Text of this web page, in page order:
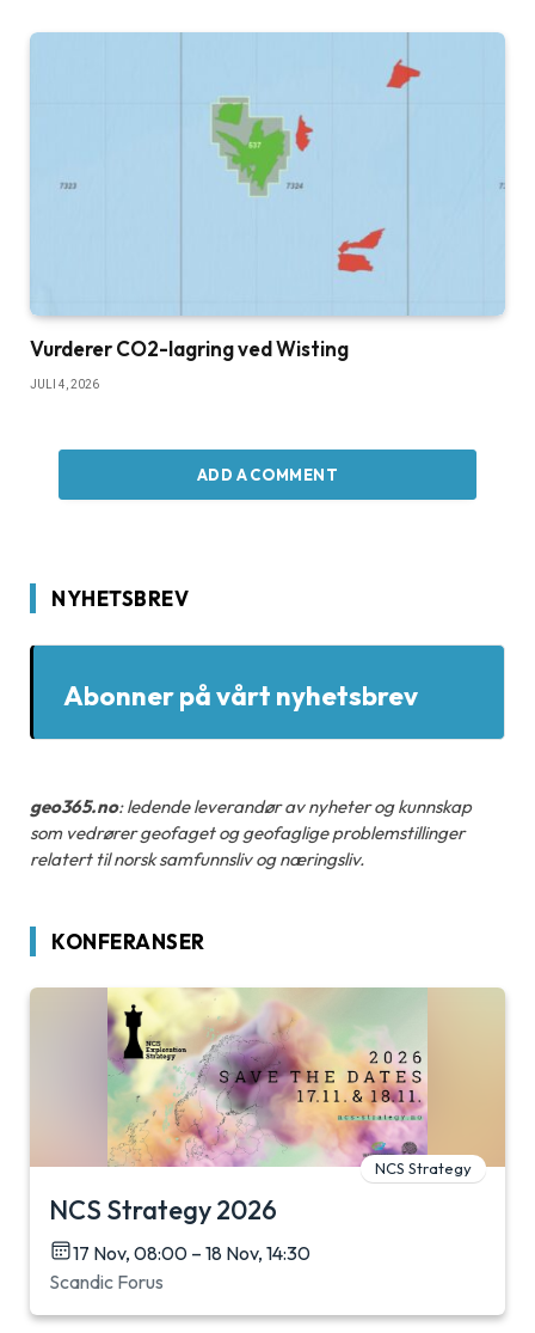
Vurderer CO2-lagring ved Wisting
JULI 4, 2026
ADD A COMMENT
NYHETSBREV
Abonner på vårt nyhetsbrev
geo365.no: ledende leverandør av nyheter og kunnskap
som vedrører geofaget og geofaglige problemstillinger
relatert til norsk samfunnsliv og næringsliv.
KONFERANSER
NCS Strategy
NCS Strategy 2026
17 Nov, 08:00 – 18 Nov, 14:30
Scandic Forus